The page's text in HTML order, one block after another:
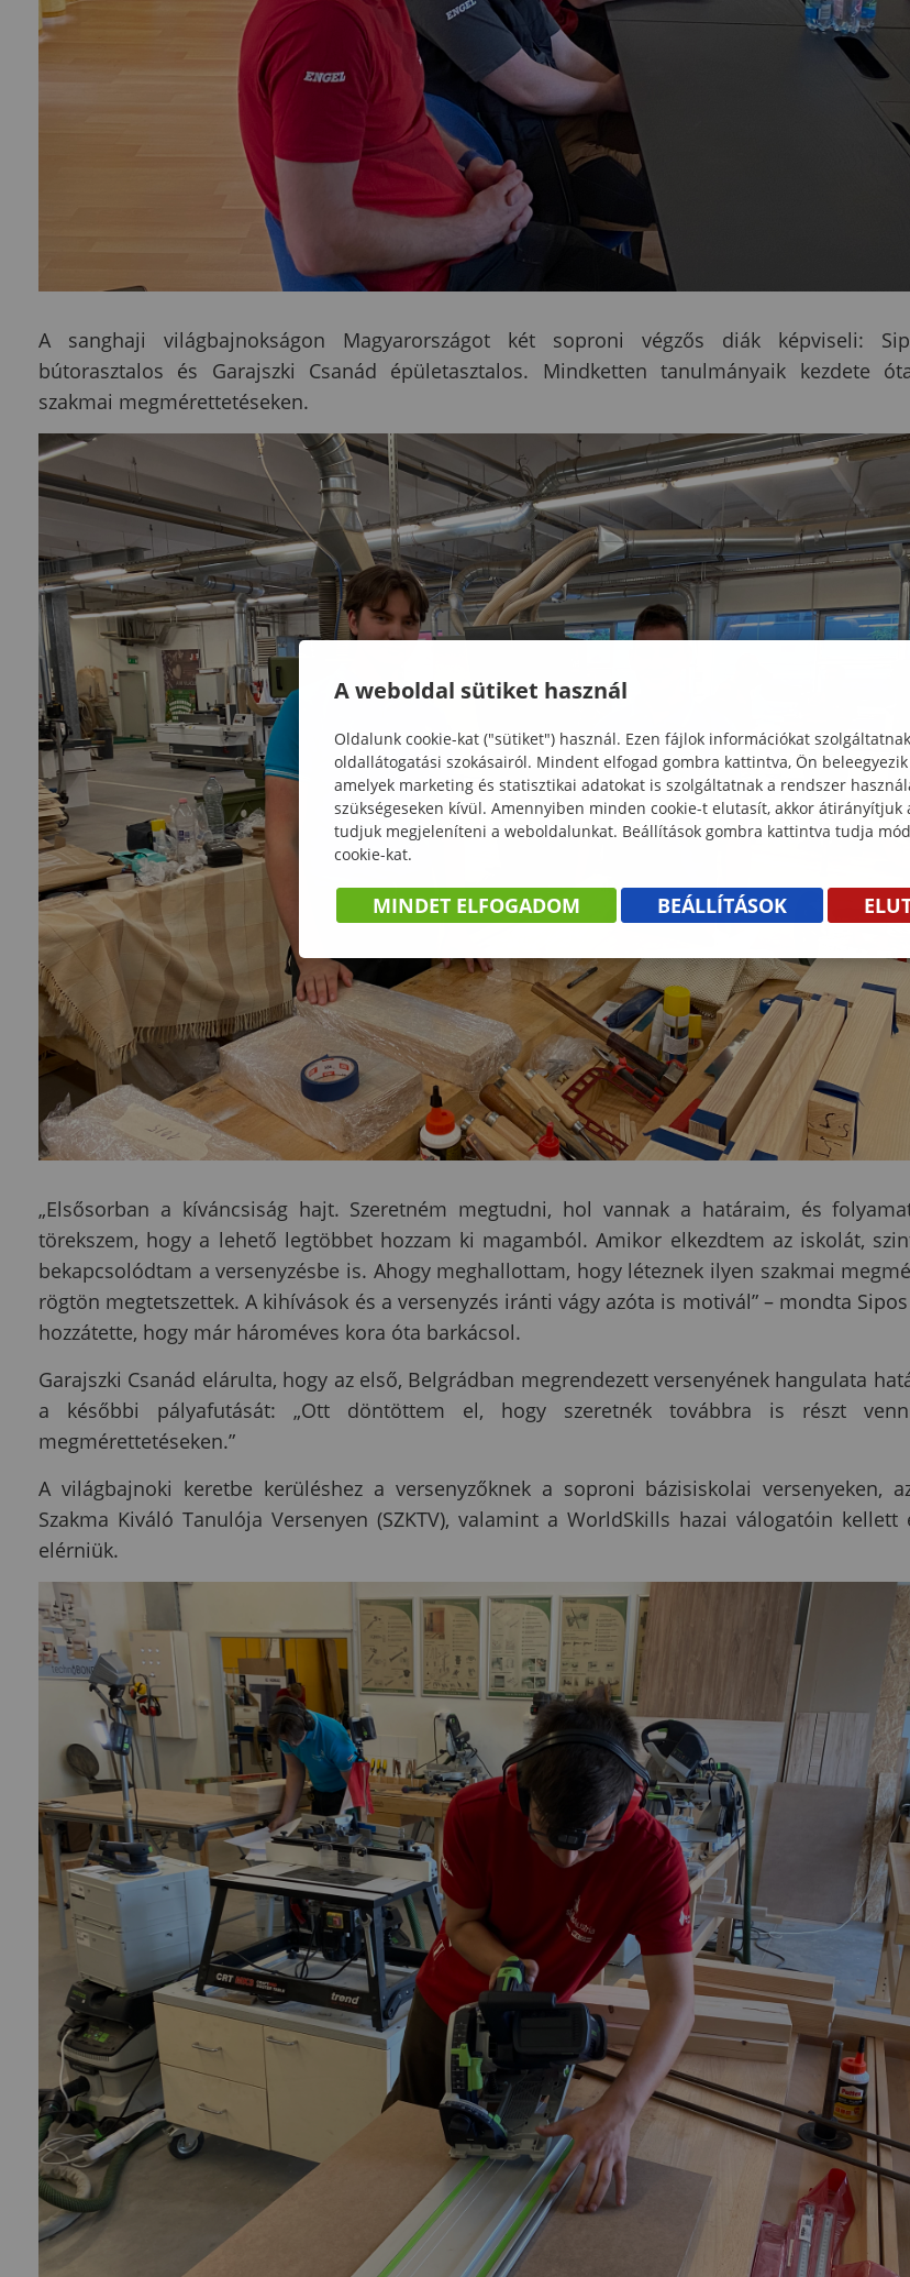
A sanghaji világbajnokságon Magyarországot két soproni végzős diák képviseli:
bútorasztalos és Garajszki Csanád épületasztalos. Mindketten tanulmányaik kezdete
szakmai megmérettetéseken.
„Elsősorban a kíváncsiság hajt. Szeretném megtudni, hol vannak a határaim, és
törekszem, hogy a lehető legtöbbet hozzam ki magamból. Amikor elkezdtem az iskolát,
bekapcsolódtam a versenyzésbe is. Ahogy meghallottam, hogy léteznek ilyen szakmai
rögtön megtetszettek. A kihívások és a versenyzés iránti vágy azóta is motivál” – mondta
hozzátette, hogy már hároméves kora óta barkácsol.
Garajszki Csanád elárulta, hogy az első, Belgrádban megrendezett versenyének hangulata
a későbbi pályafutását: „Ott döntöttem el, hogy szeretnék továbbra is részt
megmérettetéseken.”
A világbajnoki keretbe kerüléshez a versenyzőknek a soproni bázisiskolai versenyeken,
Szakma Kiváló Tanulója Versenyen (SZKTV), valamint a WorldSkills hazai válogatóin kellett
elérniük.
A weboldal sütiket használ
Oldalunk cookie-kat ("sütiket") használ. Ezen fájlok információkat
oldallátogatási szokásairól. Mindent elfogad gombra kattintva, Ön
amelyek marketing és statisztikai adatokat is szolgáltatnak a rendszer
szükségeseken kívül. Amennyiben minden cookie-t elutasít, akkor átirányítjuk
tudjuk megjeleníteni a weboldalunkat. Beállítások gombra kattintva tudja
cookie-kat.
MINDET ELFOGADOM BEÁLLÍTÁSOK